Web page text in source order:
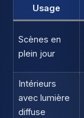
Usage
Scènes en
plein jour
Intérieurs
avec lumière
diffuse